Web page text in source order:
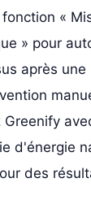
«
» pour
après
Greenify
d'énergie
des